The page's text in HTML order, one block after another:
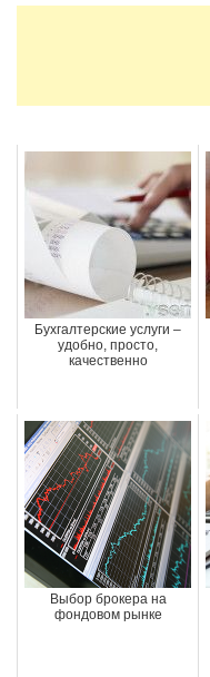
Бухгалтерские услуги –
удобно, просто,
качественно
Выбор брокера на
фондовом рынке